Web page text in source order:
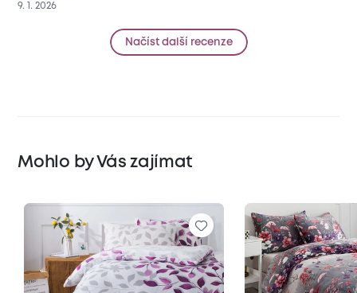
9. 1. 2026
Načíst další recenze
Mohlo by Vás zajímat